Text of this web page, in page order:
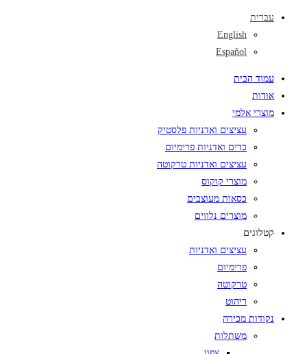
עברית
English
Español
עמוד הבית
אודות
מוצרי אלמי
עציצים ואדניות פלסטיק
כדים ואדניות פרימיום
עציצים ואדניות טרקוטה
מוצרי קוקוס
כסאות מעוצבים
מוצרים נלווים
קטלוגים
עציצים ואדניות
פרימיום
טרקוטה
ריהוט
נקודות מכירה
משתלות